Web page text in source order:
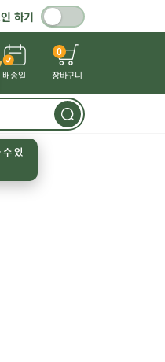
하기
배송일
0
장바구니
수 있